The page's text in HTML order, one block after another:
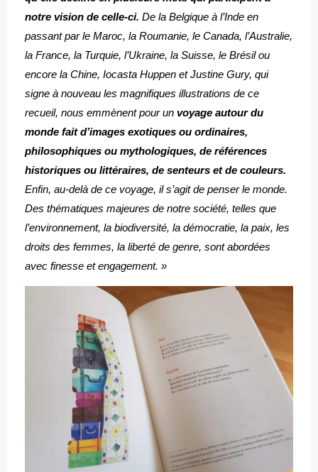
notre vision de celle-ci. De la Belgique à l’Inde en
passant par le Maroc, la Roumanie, le Canada, l’Australie,
la France, la Turquie, l’Ukraine, la Suisse, le Brésil ou
encore la Chine, Iocasta Huppen et Justine Gury, qui
signe à nouveau les magnifiques illustrations de ce
recueil, nous emmènent pour un voyage autour du
monde fait d’images exotiques ou ordinaires,
philosophiques ou mythologiques, de références
historiques ou littéraires, de senteurs et de couleurs.
Enfin, au-delà de ce voyage, il s’agit de penser le monde.
Des thématiques majeures de notre société, telles que
l’environnement, la biodiversité, la démocratie, la paix, les
droits des femmes, la liberté de genre, sont abordées
avec finesse et engagement. »